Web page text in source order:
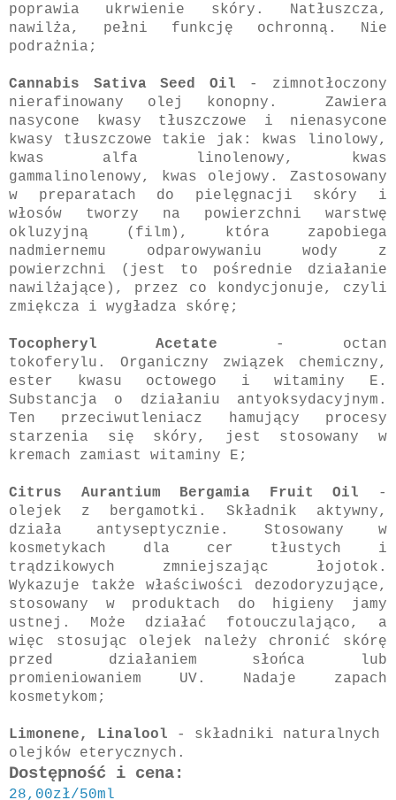
poprawia ukrwienie skóry. Natłuszcza,
nawilża, pełni funkcję ochronną. Nie
podrażnia;
Cannabis Sativa Seed Oil - zimnotłoczony
nierafinowany olej konopny. Zawiera
nasycone kwasy tłuszczowe i nienasycone
kwasy tłuszczowe takie jak: kwas linolowy,
kwas alfa linolenowy, kwas
gammalinolenowy, kwas olejowy. Zastosowany
w preparatach do pielęgnacji skóry i
włosów tworzy na powierzchni warstwę
okluzyjną (film), która zapobiega
nadmiernemu odparowywaniu wody z
powierzchni (jest to pośrednie działanie
nawilżające), przez co kondycjonuje, czyli
zmiękcza i wygładza skórę;
Tocopheryl Acetate - octan
tokoferylu. Organiczny związek chemiczny,
ester kwasu octowego i witaminy E.
Substancja o działaniu antyoksydacyjnym.
Ten przeciwutleniacz hamujący procesy
starzenia się skóry, jest stosowany w
kremach zamiast witaminy E;
Citrus Aurantium Bergamia Fruit Oil -
olejek z bergamotki. Składnik aktywny,
działa antyseptycznie. Stosowany w
kosmetykach dla cer tłustych i
trądzikowych zmniejszając łojotok.
Wykazuje także właściwości dezodoryzujące,
stosowany w produktach do higieny jamy
ustnej. Może działać fotouczulająco, a
więc stosując olejek należy chronić skórę
przed działaniem słońca lub
promieniowaniem UV. Nadaje zapach
kosmetykom;
Limonene, Linalool - składniki naturalnych
olejków eterycznych.
Dostępność i cena:
28,00zł/50ml